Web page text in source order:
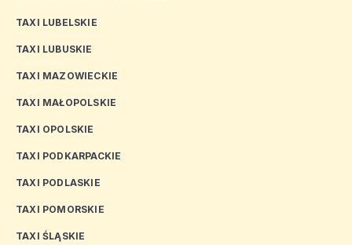
TAXI LUBELSKIE
TAXI LUBUSKIE
TAXI MAZOWIECKIE
TAXI MAŁOPOLSKIE
TAXI OPOLSKIE
TAXI PODKARPACKIE
TAXI PODLASKIE
TAXI POMORSKIE
TAXI ŚLĄSKIE